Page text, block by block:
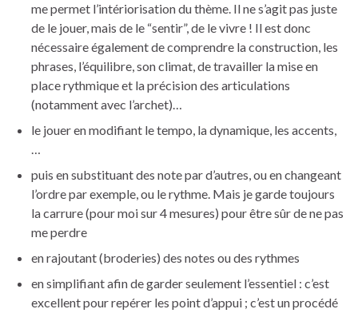
me permet l’intériorisation du thème. Il ne s’agit pas juste
de le jouer, mais de le “sentir”, de le vivre ! Il est donc
nécessaire également de comprendre la construction, les
phrases, l’équilibre, son climat, de travailler la mise en
place rythmique et la précision des articulations
(notamment avec l’archet)…
le jouer en modifiant le tempo, la dynamique, les accents,
…
puis en substituant des note par d’autres, ou en changeant
l’ordre par exemple, ou le rythme. Mais je garde toujours
la carrure (pour moi sur 4 mesures) pour être sûr de ne pas
me perdre
en rajoutant (broderies) des notes ou des rythmes
en simplifiant afin de garder seulement l’essentiel : c’est
excellent pour repérer les point d’appui ; c’est un procédé